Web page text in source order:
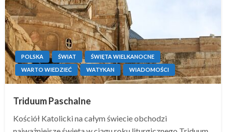
POLSKA ŚWIAT
ŚWIĘTA WIELKANOCNE
WARTO WIEDZIEĆ
WATYKAN WIADOMOŚCI
Triduum Paschalne
Kościół Katolicki na całym świecie obchodzi